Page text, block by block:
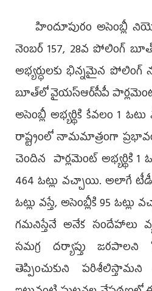
హిందూపురం అసెంబ్లీ
నెంబర్ 157, 28వ పోలింగ్
అభ్యర్ధులకు భిన్నమైన
బూత్‌లో వైయస్ఆర్‌సీపీ పార్లమెంట్‌
అసెంబ్లీ అభ్యర్థికి కేవలం 1
రాష్ట్రంలో నామమాత్రంగా
చెందిన పార్లమెంట్ అభ్యర్థికి 1
464 ఓట్లు వచ్చాయి. అలాగే
ఓట్లు వస్తే, అసెంబ్లీకి 95
గమనిస్తేనే అనేక సందేహాలు
సమగ్ర దర్యాప్తు
తెప్పించుకుని